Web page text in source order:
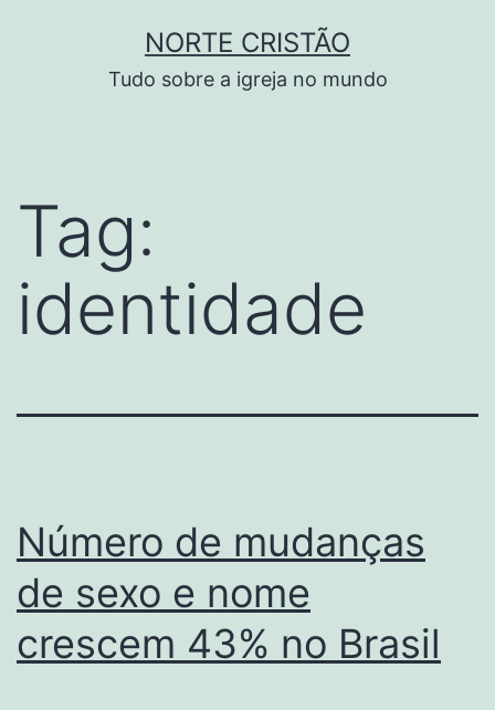
NORTE CRISTÃO
Tudo sobre a igreja no mundo
Tag:
identidade
Número de mudanças
de sexo e nome
crescem 43% no Brasil